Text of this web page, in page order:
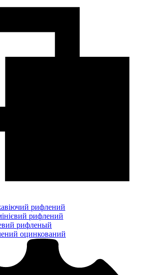
рифлений
рифлений
рифленый
оцинкований